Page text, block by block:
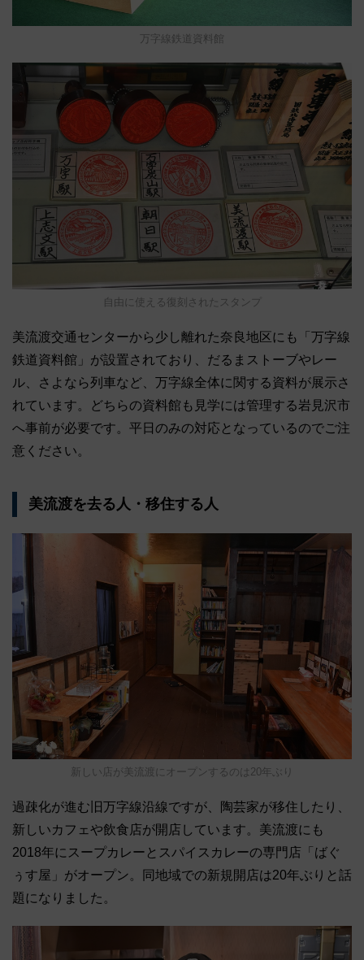
万字線鉄道資料館
自由に使える復刻されたスタンプ
美流渡交通センターから少し離れた奈良地区にも「万字線
鉄道資料館」が設置されており、だるまストーブやレー
ル、さよなら列車など、万字線全体に関する資料が展示さ
れています。どちらの資料館も見学には管理する岩見沢市
へ事前が必要です。平日のみの対応となっているのでご注
意ください。
美流渡を去る人・移住する人
新しい店が美流渡にオープンするのは20年ぶり
過疎化が進む旧万字線沿線ですが、陶芸家が移住したり、
新しいカフェや飲食店が開店しています。美流渡にも
2018年にスープカレーとスパイスカレーの専門店「ばぐ
ぅす屋」がオープン。同地域での新規開店は20年ぶりと話
題になりました。